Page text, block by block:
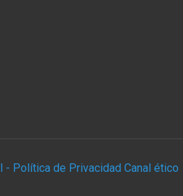
- Política de Privacidad Canal ético